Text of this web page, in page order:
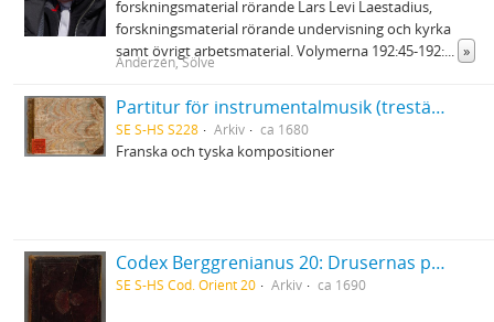
forskningsmaterial rörande Lars Levi Laestadius,
forskningsmaterial rörande undervisning och kyrka
samt övrigt arbetsmaterial. Volymerna 192:45-192:... »
Anderzén, Sölve
Partitur för instrumentalmusik (trestämmig sättning) i tabulatur
SE S-HS S228 Arkiv ca 1680
Franska och tyska kompositioner
Codex Berggrenianus 20: Drusernas på Libanon heliga bok
SE S-HS Cod. Orient 20 Arkiv ca 1690